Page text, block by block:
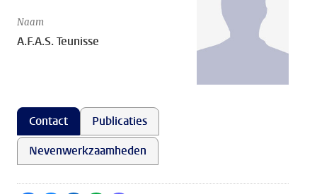
Naam
A.F.A.S. Teunisse
Contact
Publicaties
Nevenwerkzaamheden